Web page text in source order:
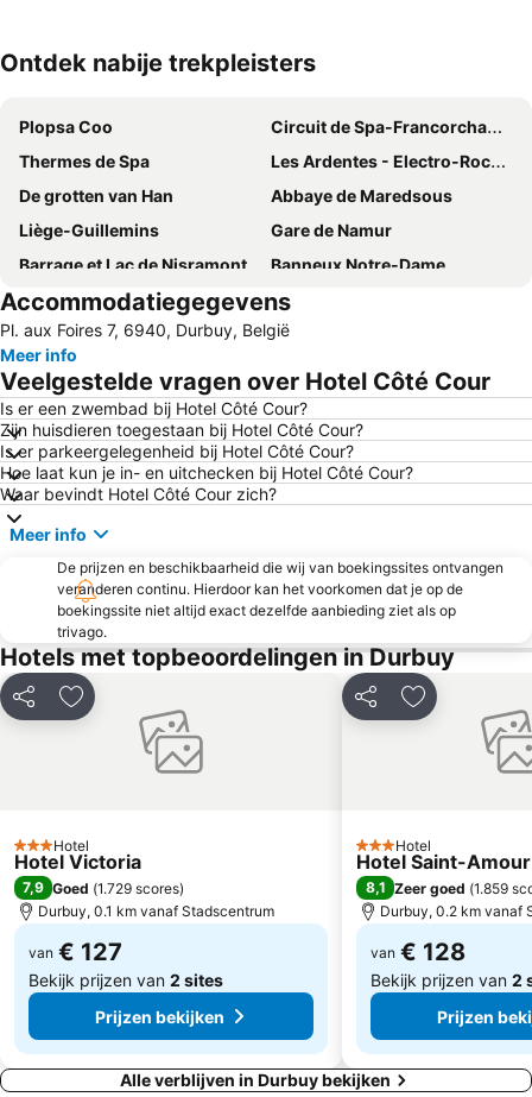
Kaart uitvouwen
Ontdek nabije trekpleisters
Plopsa Coo
Circuit de Spa-Francorchamps
Thermes de Spa
Les Ardentes - Electro-Rock Music Festival
De grotten van Han
Abbaye de Maredsous
Liège-Guillemins
Gare de Namur
Barrage et Lac de Nisramont
Banneux Notre-Dame
Euro Space Center
Bastogne Historical Center
Citadel van Namen
Place Saint-Lambert
Domaine de Chevetogne
Kasteel van Lavaux-Sainte-Anne
Barrage de la Gileppe
Monde Sauvage Safari Parc
Les jardins d'Annevoie
L'Abbaye du Val Dieu
Centre Nature Botrange
Grandhan
Casino de Namur
Grotte de Dinant La Merveilleuse
Domain of the Caves of Han
Fort de Huy
Dinant Aventure
Mont Mosan
La Citadelle
Kasteel van Deulin
Forestia
Chateau de Franchimont
Reinhardstein Castle
Le Labyrinthe
Rue des Brasseurs
La Cathédrale Saint Paul de Liège
Cristal Park
Marché de la Batte
Liège-Bastogne-Liège
Les Musées de la Ville d'eaux
Namur, the capital of beer!
Cathédrale Saint-Aubain
Musée de la Bataille des Ardennes
Accommodatiegegevens
Pl. aux Foires 7, 6940, Durbuy, België
Meer info
Veelgestelde vragen over Hotel Côté Cour
Is er een zwembad bij Hotel Côté Cour?
Zijn huisdieren toegestaan bij Hotel Côté Cour?
Is er parkeergelegenheid bij Hotel Côté Cour?
Hoe laat kun je in- en uitchecken bij Hotel Côté Cour?
Waar bevindt Hotel Côté Cour zich?
Meer info
De prijzen en beschikbaarheid die wij van boekingssites ontvangen
veranderen continu. Hierdoor kan het voorkomen dat je op de
boekingssite niet altijd exact dezelfde aanbieding ziet als op
trivago.
Hotels met topbeoordelingen in Durbuy
Delen Toevoegen aan favorieten
3 Sterren
Hotel
Hotel Victoria
7,9 Goed (1.729 scores)
Durbuy, 0.1 km vanaf Stadscentrum
van € 127
Bekijk prijzen van 2 sites
Prijzen bekijken
Delen Toevoegen
3 Sterren
Hotel
Hotel Saint-Amour
8,1 Zeer goed (1.859
Durbuy, 0.2 km vanaf
van € 128
Bekijk prijzen van 2
Prijzen
Alle verblijven in Durbuy bekijken